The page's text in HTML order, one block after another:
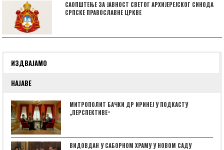
САОПШТЕЊЕ ЗА ЈАВНОСТ СВЕТОГ АРХИЈЕРЕЈСКОГ СИНОДА
СРПСКЕ ПРАВОСЛАВНЕ ЦРКВЕ
ИЗДВАЈАМО
НАЈАВЕ
МИТРОПОЛИТ БАЧКИ ДР ИРИНЕЈ У ПОДКАСТУ
„ПЕРСПЕКТИВЕˮ
ВИДОВДАН У САБОРНОМ ХРАМУ У НОВОМ САДУ